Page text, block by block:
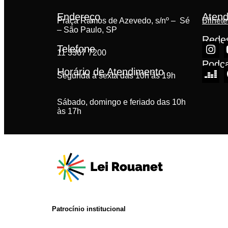
Endereço
Praça Ramos de Azevedo, s/nº – Sé
– São Paulo, SP
Telefone
11 3367 7200
Horário de Atendimento
Segunda à sexta das 10h às 19h
Sábado, domingo e feriado das 10h
às 17h
Patrocínio institucional